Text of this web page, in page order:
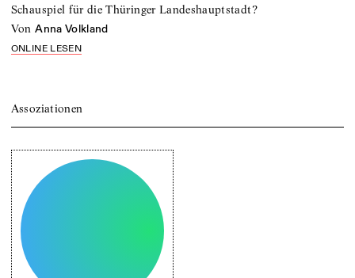
Schauspiel für die Thüringer Landeshauptstadt?
von Anna Volkland
ONLINE LESEN
Assoziationen